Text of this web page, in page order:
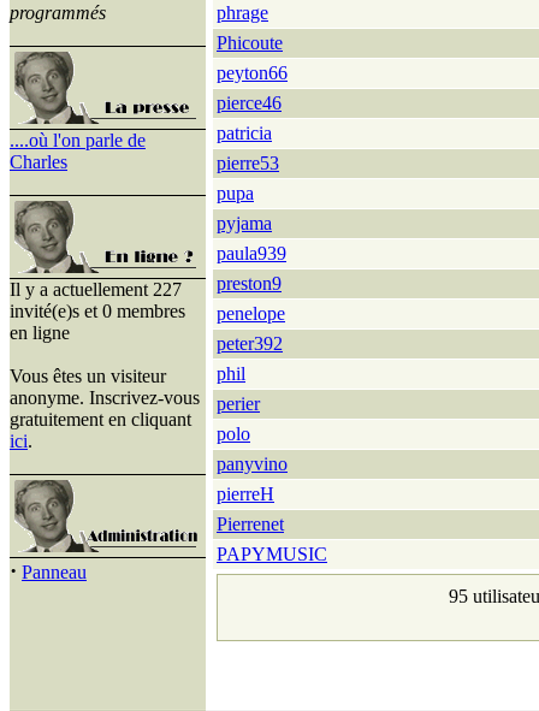
programmés
....où l'on parle de
Charles
Il y a actuellement 227
invité(e)s et 0 membres
en ligne
Vous êtes un visiteur
anonyme. Inscrivez-vous
gratuitement en cliquant
ici.
· Panneau
phrage
Phicoute
peyton66
pierce46
patricia
pierre53
pupa
pyjama
paula939
preston9
penelope
peter392
phil
perier
polo
panyvino
pierreH
Pierrenet
PAPYMUSIC
95